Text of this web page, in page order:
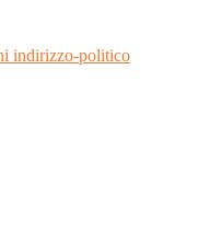
indirizzo-politico